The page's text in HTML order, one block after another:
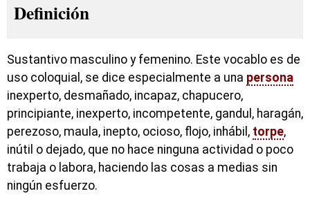
Definición
Sustantivo masculino y femenino. Este vocablo es de
uso coloquial, se dice especialmente a una persona
inexperto, desmañado, incapaz, chapucero,
principiante, inexperto, incompetente, gandul, haragán,
perezoso, maula, inepto, ocioso, flojo, inhábil, torpe,
inútil o dejado, que no hace ninguna actividad o poco
trabaja o labora, haciendo las cosas a medias sin
ningún esfuerzo.